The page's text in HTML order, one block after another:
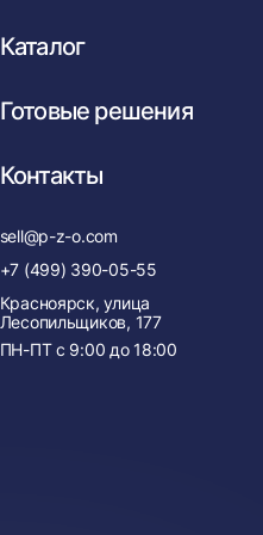
Каталог
Готовые решения
Контакты
sell@p-z-o.com
+7 (499) 390-05-55
Красноярск, улица
Лесопильщиков, 177
ПН-ПТ с 9:00 до 18:00